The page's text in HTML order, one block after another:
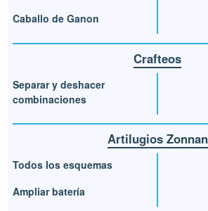
Caballo de Ganon
Crafteos
Separar y deshacer
combinaciones
Artilugios Zonnan
Todos los esquemas
Ampliar batería